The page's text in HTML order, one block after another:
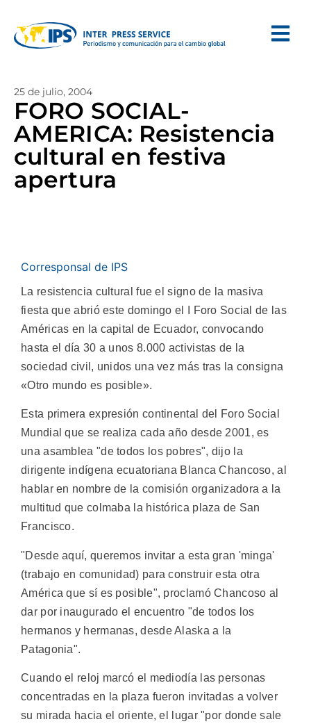
25 de julio, 2004
FORO SOCIAL-
AMERICA: Resistencia
cultural en festiva
apertura
Corresponsal de IPS
La resistencia cultural fue el signo de la masiva
fiesta que abrió este domingo el I Foro Social de las
Américas en la capital de Ecuador, convocando
hasta el día 30 a unos 8.000 activistas de la
sociedad civil, unidos una vez más tras la consigna
«Otro mundo es posible».
Esta primera expresión continental del Foro Social
Mundial que se realiza cada año desde 2001, es
una asamblea "de todos los pobres", dijo la
dirigente indígena ecuatoriana Blanca Chancoso, al
hablar en nombre de la comisión organizadora a la
multitud que colmaba la histórica plaza de San
Francisco.
"Desde aquí, queremos invitar a esta gran 'minga'
(trabajo en comunidad) para construir esta otra
América que sí es posible", proclamó Chancoso al
dar por inaugurado el encuentro "de todos los
hermanos y hermanas, desde Alaska a la
Patagonia".
Cuando el reloj marcó el mediodía las personas
concentradas en la plaza fueron invitadas a volver
su mirada hacia el oriente, el lugar "por donde sale